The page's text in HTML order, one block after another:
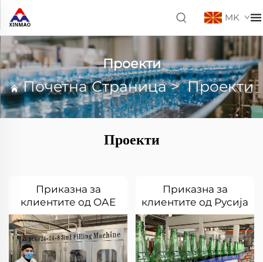
MK
Проекти
Почетна Страница>Проекти
Проекти
Приказна за
клиентите од ОАЕ
Приказна за
клиентите од Русија